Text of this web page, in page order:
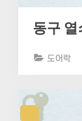
동구 열
도어락